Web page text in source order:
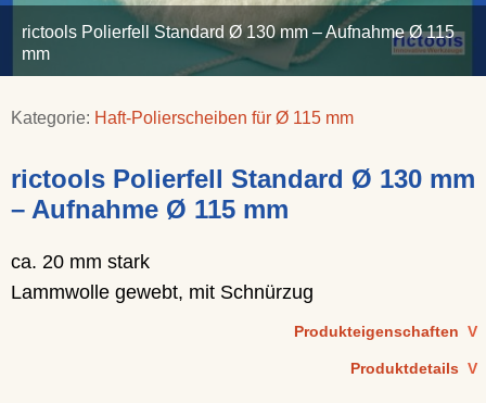
rictools Polierfell Standard Ø 130 mm – Aufnahme Ø 115
mm
Kategorie: Haft-Polierscheiben für Ø 115 mm
rictools Polierfell Standard Ø 130 mm
– Aufnahme Ø 115 mm
ca. 20 mm stark
Lammwolle gewebt, mit Schnürzug
Produkteigenschaften V
Produktdetails V